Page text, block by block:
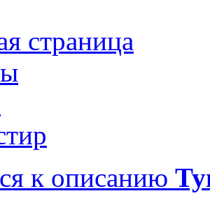
страница
к описанию